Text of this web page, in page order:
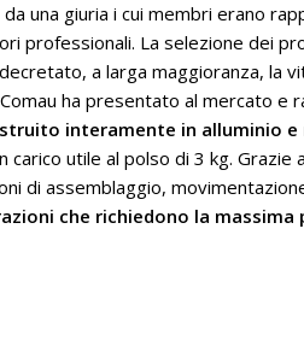
una giuria i cui membri erano
professionali. La selezione dei
a larga maggioranza, la
ha presentato al mercato e
interamente in alluminio e
carico utile al polso di 3 kg.
di assemblaggio,
che richiedono la massima